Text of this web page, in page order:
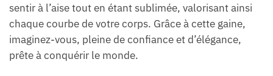
sentir à l’aise tout en étant sublimée, valorisant ainsi
chaque courbe de votre corps. Grâce à cette gaine,
imaginez-vous, pleine de confiance et d’élégance,
prête à conquérir le monde.